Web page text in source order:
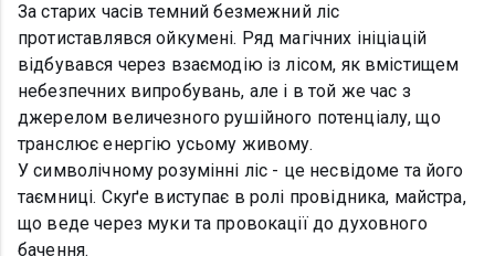
За старих часів темний безмежний ліс
протиставлявся ойкумені. Ряд магічних ініціацій
відбувався через взаємодію із лісом, як вмістищем
небезпечних випробувань, але і в той же час з
джерелом величезного рушійного потенціалу, що
транслює енергію усьому живому.
У символічному розумінні ліс - це несвідоме та його
таємниці. Скуґе виступає в ролі провідника, майстра,
що веде через муки та провокації до духовного
бачення.